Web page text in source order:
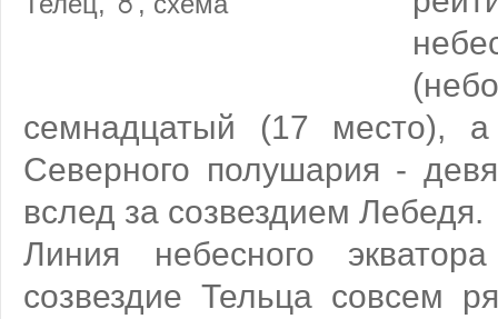
семнадцатый (17 место), а
Северного полушария -
вслед за созвездием Лебедя.
Линия небесного
созвездие Тельца совсем